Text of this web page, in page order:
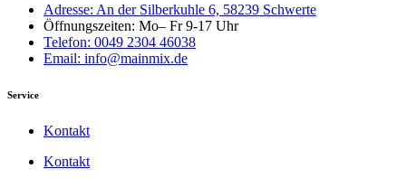
Adresse: An der Silberkuhle 6, 58239 Schwerte
Öffnungszeiten: Mo– Fr 9-17 Uhr
Telefon: 0049 2304 46038
Email: info@mainmix.de
Service
Kontakt
Kontakt